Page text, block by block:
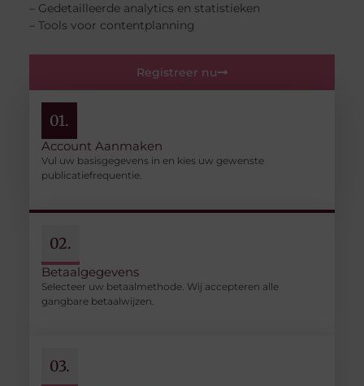
– Gedetailleerde analytics en statistieken
– Tools voor contentplanning
Registreer nu
01.
Account Aanmaken
Vul uw basisgegevens in en kies uw gewenste
publicatiefrequentie.
02.
Betaalgegevens
Selecteer uw betaalmethode. Wij accepteren alle
gangbare betaalwijzen.
03.